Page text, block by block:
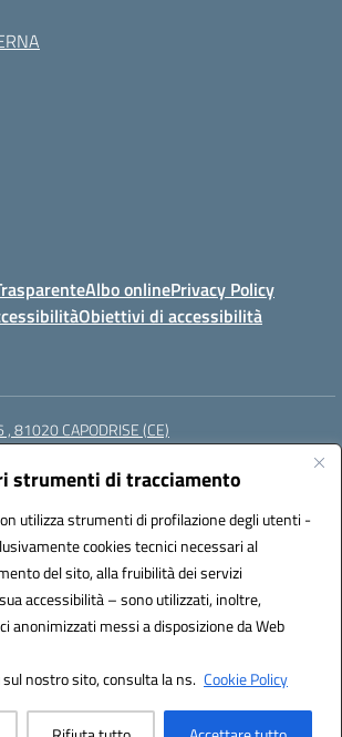
strumenti di tracciamento
utilizza strumenti di profilazione degli utenti -
cookies tecnici necessari al
del sito, alla fruibilità dei servizi
accessibilità – sono utilizzati, inoltre,
messi a disposizione da Web
sul nostro sito, consulta la ns. Cookie Policy
Albo onlinePrivacy Policy
Obiettivi di accessibilità
81020 CAPODRISE (CE)
(PEC):CEIC83000V@pec.istruzione.it
CEIC83000V
Amministrazioni (IPA): istsc_ceic83000v
(CUF): UFO76N
& Powered by 3D Solution S.r.l.
& Design by Designers Italia